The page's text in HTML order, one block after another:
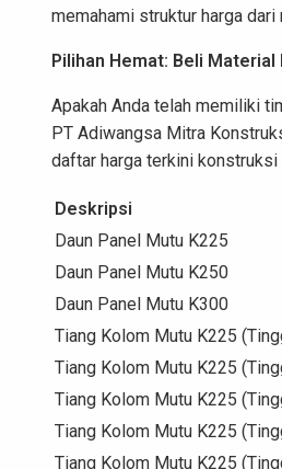
memahami struktur harga
Pilihan Hemat: Beli
Apakah Anda telah memiliki
PT Adiwangsa Mitra
daftar harga terkini
Deskripsi
Daun Panel Mutu K225
Daun Panel Mutu K250
Daun Panel Mutu K300
Tiang Kolom Mutu K225
Tiang Kolom Mutu K225
Tiang Kolom Mutu K225
Tiang Kolom Mutu K225
Tiang Kolom Mutu K225